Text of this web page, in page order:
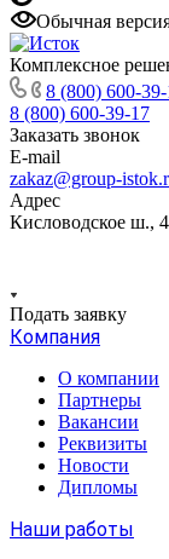
Обычная
Комплексное
8 (800) 600-
8 (800) 600-39-17
Заказать звонок
E-mail
zakaz@group-
Адрес
Кисловодское ш.,
Подать заявку
Компания
О компании
Партнеры
Вакансии
Реквизиты
Новости
Дипломы
Наши работы